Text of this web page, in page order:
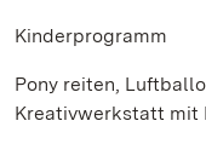
Kinderprogramm
Pony reiten,
Kreativwerkstatt mit